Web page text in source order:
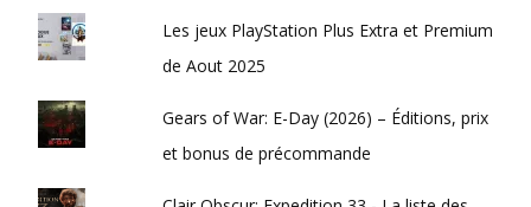
Les jeux PlayStation Plus Extra et Premium
de Aout 2025
Gears of War: E-Day (2026) – Éditions, prix
et bonus de précommande